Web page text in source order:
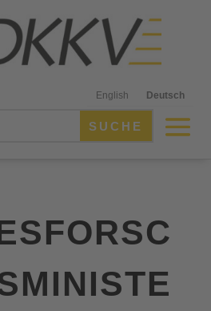
English Deutsch